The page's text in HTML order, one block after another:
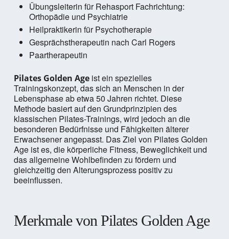
Übungsleiterin für Rehasport Fachrichtung:
Orthopädie und Psychiatrie
Heilpraktikerin für Psychotherapie
Gesprächstherapeutin nach Carl Rogers
Paartherapeutin
Pilates Golden Ageist ein spezielles
Trainingskonzept, das sich an Menschen in der
Lebensphase ab etwa 50 Jahren richtet. Diese
Methode basiert auf den Grundprinzipien des
klassischen Pilates-Trainings, wird jedoch an die
besonderen Bedürfnisse und Fähigkeiten älterer
Erwachsener angepasst. Das Ziel von Pilates Golden
Age ist es, die körperliche Fitness, Beweglichkeit und
das allgemeine Wohlbefinden zu fördern und
gleichzeitig den Alterungsprozess positiv zu
beeinflussen.
Merkmale von Pilates Golden Age